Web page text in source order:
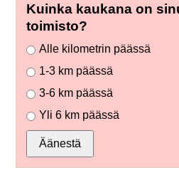
Kuinka kaukana on
toimisto?
Alle kilometrin päässä
1-3 km päässä
3-6 km päässä
Yli 6 km päässä
Äänestä